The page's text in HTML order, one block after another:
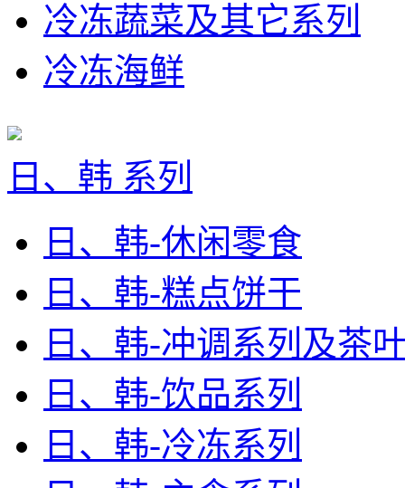
冷冻蔬菜及其它系列
冷冻海鲜
日、韩 系列
日、韩-休闲零食
日、韩-糕点饼干
日、韩-冲调系列及茶
日、韩-饮品系列
日、韩-冷冻系列